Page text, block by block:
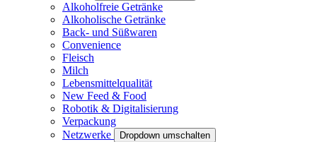
Alkoholfreie Getränke
Alkoholische Getränke
Back- und Süßwaren
Convenience
Fleisch
Milch
Lebensmittelqualität
New Feed & Food
Robotik & Digitalisierung
Verpackung
Netzwerke
Dropdown umschalten